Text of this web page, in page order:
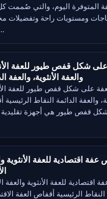
المتوفرة اليوم، والتي صُممت
ومستويات راحة وتفضيلات
شكل قفص طيور للعفة
والعفة الأنثوية، والعفة
على شكل قفص طيور للعفة
والعفة الدائمة النقاط
قفص طيور هي أجهزة تقليدية
عفة اقتصادية للعفة الأنثوية
اقتصادية للعفة الأنثوية والعفة
الرئيسية أقفاص العفة